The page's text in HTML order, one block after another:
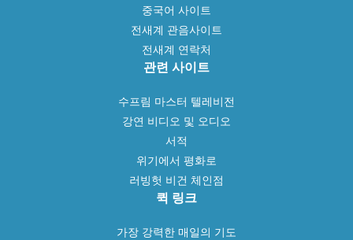
중국어 사이트
전새계 관음사이트
전새계 연락처
관련 사이트
수프림 마스터 텔레비전
강연 비디오 및 오디오
서적
위기에서 평화로
러빙헛 비건 체인점
퀵 링크
가장 강력한 매일의 기도